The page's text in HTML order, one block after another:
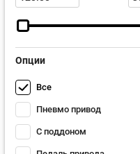
Опции
Все
Пневмо привод
С поддоном